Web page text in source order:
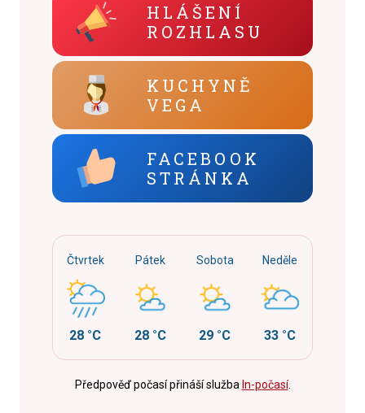
HLÁŠENÍ
ROZHLASU
KUCHYNĚ
VEGA
FACEBOOK
STRÁNKA
Čtvrtek
28 °C
Pátek
28 °C
Sobota
29 °C
Neděle
33 °C
Předpověď počasí přináší služba In-počasí.